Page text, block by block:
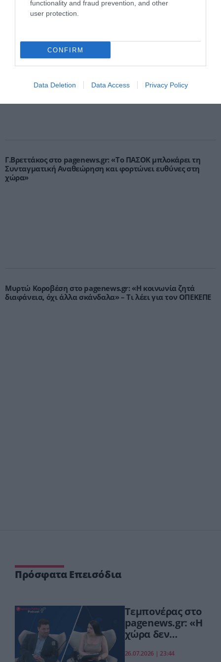
functionality and fraud prevention, and other
user protection.
CONFIRM
Data Deletion Data Access Privacy Policy
πυροσβέστες όταν τους λέει ήρωες–όχι όταν ζητούν
Γ.Βρεττάκος στο pagenews.gr: «Το ΠΑΣΟΚ μπλοκάρει τη
Συνταγματική Αναθεώρηση και φορτώνει ευθύνες στη
χώρα»
Μυρτώ Κοροβέση στο pagenews.gr: «Η κοινωνία ζητά
διαφάνεια, όχι άλλα σκάνδαλα» – Τι λέει για τον ΟΠΕΚΕΠΕ
Πρόσφατα Επεισόδια
Τεμπονέρας στο
pagenews.gr: «Η
χώρα δεν
χαμένη
26.07.2026 | 23:44